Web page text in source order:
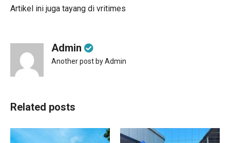
Artikel ini juga tayang di vritimes
Admin
Another post by Admin
Related posts